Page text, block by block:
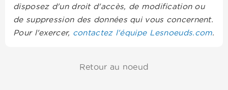
disposez d'un droit d'accès, de modification ou
de suppression des données qui vous concernent.
Pour l'exercer, contactez l'équipe Lesnoeuds.com.
Retour au noeud